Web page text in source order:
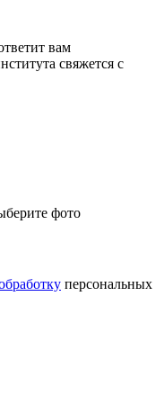
вам
свяжется с
фото
персональных